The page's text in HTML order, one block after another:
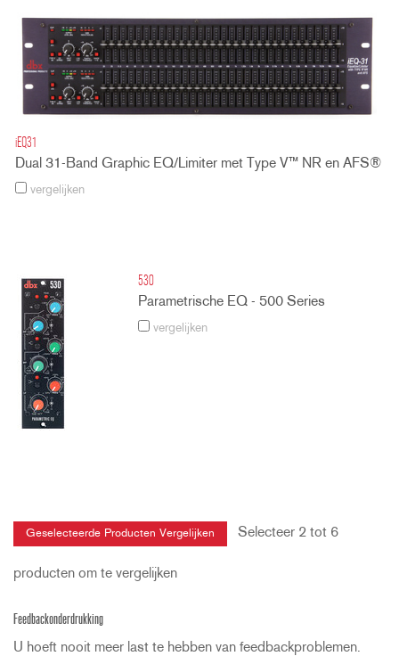
iEQ31
Dual 31-Band Graphic EQ/Limiter met Type V™ NR en AFS®
vergelijken
530
Parametrische EQ - 500 Series
vergelijken
Selecteer 2 tot 6
producten om te vergelijken
Feedbackonderdrukking
U hoeft nooit meer last te hebben van feedbackproblemen.